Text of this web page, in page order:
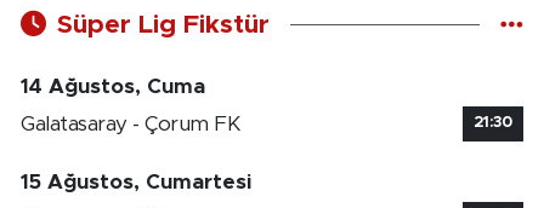
Süper Lig Fikstür
14 Ağustos, Cuma
Galatasaray - Çorum FK
21:30
15 Ağustos, Cumartesi